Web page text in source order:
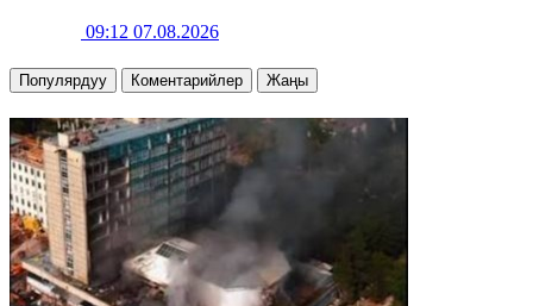
09:12 07.08.2026
Популярдуу Коментарийлер Жаңы